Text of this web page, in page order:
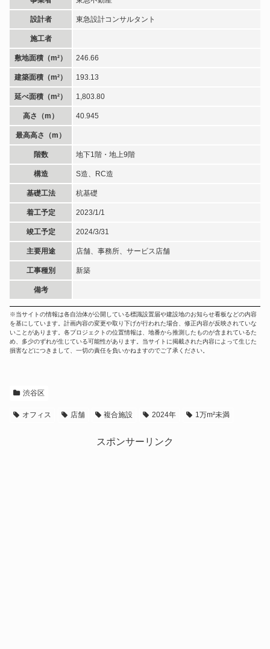
設計者 東急設計コンサルタント
施工者
敷地面積（m²） 246.66
建築面積（m²） 193.13
延べ面積（m²） 1,803.80
高さ（m） 40.945
最高高さ（m）
階数 地下1階・地上9階
構造 S造、RC造
基礎工法 杭基礎
着工予定 2023/1/1
竣工予定 2024/3/31
主要用途 店舗、事務所、サービス店舗
工事種別 新築
備考
※当サイトの情報は各自治体が公開している標識設置届や建設地のお知らせ看板などの内容
を基にしています。計画内容の変更や取り下げが行われた場合、修正内容が反映されていな
いことがあります。各プロジェクトの位置情報は、地番から推測したものが含まれているた
め、多少のずれが生じている可能性があります。当サイトに掲載された内容によって生じた
損害などにつきまして、一切の責任を負いかねますのでご了承ください。
渋谷区
オフィス 店舗 複合施設 2024年 1万m²未満
スポンサーリンク